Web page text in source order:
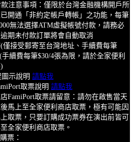
注意事項：僅限於台灣金融機構開戶所
開通 「非約定帳戶轉帳」之功能， 每筆
無法選擇ATM虛擬帳號付款 ，請務必
期未付款訂單將會 自動取消
僅接受郵寄至台灣地址、手續費每筆
續費每筆$30/4張為限，請於全家便利
示說明 請點我
取票說明 請點我
FamiPort取票請留意：請勿在啟售當天
馬上至全家便利商店取票，極有可能因
取票，只要訂購成功票券在演出前皆可
全家便利商店取票。
票：